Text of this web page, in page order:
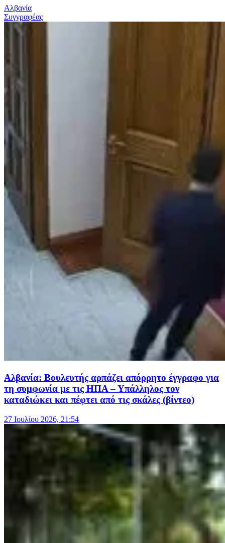
Αλβανία
Συγγραφέας
Αλβανία: Βουλευτής αρπάζει απόρρητο έγγραφο για
τη συμφωνία με τις ΗΠΑ – Υπάλληλος τον
καταδιώκει και πέφτει από τις σκάλες (βίντεο)
27 Ιουλίου 2026, 21:54